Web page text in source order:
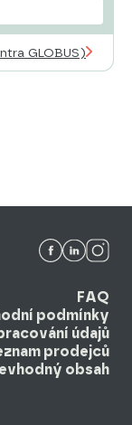
GLOBUS)
FAQ
podmínky
údajů
prodejců
obsah